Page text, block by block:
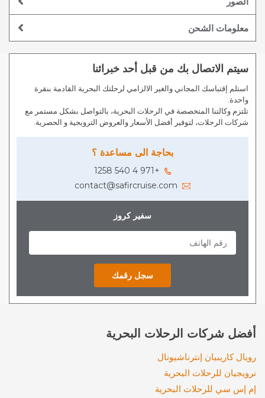
معلومات الشحن
سيتم الاتصال بك من قبل أحد خبرائنا
استلم إقتباسك المجاني والغير الالزامي لرحلتك البحرية القادمة بنقرة
واحدة.
تلتزم وكالتنا المتخصصة في الرحلات البحرية، بالتواصل بشكل مستمر مع
شركات الرحلات، لتوفير أفضل الأسعار والعروض الترويجية و الحصرية.
بحاجة الى مساعدة ؟
+971 4 540 1258
سفير كروز
أفضل شركات الرحلات البحرية
رويال كاريبيان إنترناشيونال
نرويجيان للرحلات البحرية
إم إس سي للرحلات البحرية